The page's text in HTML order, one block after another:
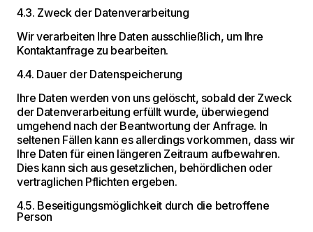
4.3. Zweck der Datenverarbeitung
Wir verarbeiten Ihre Daten ausschließlich, um Ihre
Kontaktanfrage zu bearbeiten.
4.4. Dauer der Datenspeicherung
Ihre Daten werden von uns gelöscht, sobald der Zweck
der Datenverarbeitung erfüllt wurde, überwiegend
umgehend nach der Beantwortung der Anfrage. In
seltenen Fällen kann es allerdings vorkommen, dass wir
Ihre Daten für einen längeren Zeitraum aufbewahren.
Dies kann sich aus gesetzlichen, behördlichen oder
vertraglichen Pflichten ergeben.
4.5. Beseitigungsmöglichkeit durch die betroffene
Person